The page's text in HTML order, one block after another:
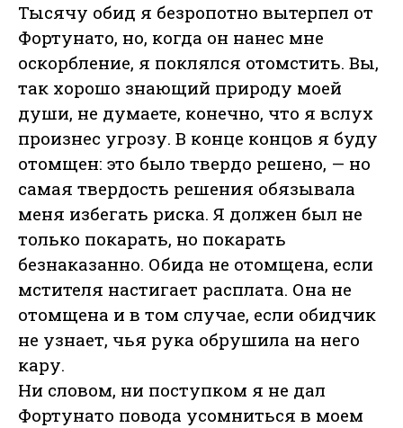
Тысячу обид я безропотно вытерпел от
Фортунато, но, когда он нанес мне
оскорбление, я поклялся отомстить. Вы,
так хорошо знающий природу моей
души, не думаете, конечно, что я вслух
произнес угрозу. В конце концов я буду
отомщен: это было твердо решено, — но
самая твердость решения обязывала
меня избегать риска. Я должен был не
только покарать, но покарать
безнаказанно. Обида не отомщена, если
мстителя настигает расплата. Она не
отомщена и в том случае, если обидчик
не узнает, чья рука обрушила на него
кару.
Ни словом, ни поступком я не дал
Фортунато повода усомниться в моем